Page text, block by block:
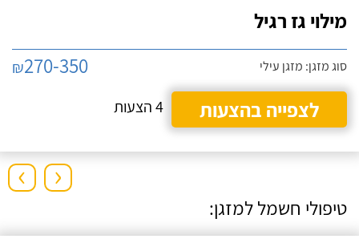
מילוי גז רגיל
סוג מזגן: מזגן עילי ₪270-350
לצפייה בהצעות
4 הצעות
› ‹
טיפולי חשמל למזגן: